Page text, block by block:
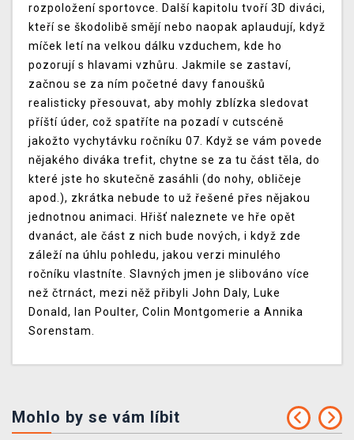
rozpoložení sportovce. Další kapitolu tvoří 3D diváci,
kteří se škodolibě smějí nebo naopak aplaudují, když
míček letí na velkou dálku vzduchem, kde ho
pozorují s hlavami vzhůru. Jakmile se zastaví,
začnou se za ním početné davy fanoušků
realisticky přesouvat, aby mohly zblízka sledovat
příští úder, což spatříte na pozadí v cutscéně
jakožto vychytávku ročníku 07. Když se vám povede
nějakého diváka trefit, chytne se za tu část těla, do
které jste ho skutečně zasáhli (do nohy, obličeje
apod.), zkrátka nebude to už řešené přes nějakou
jednotnou animaci. Hřišť naleznete ve hře opět
dvanáct, ale část z nich bude nových, i když zde
záleží na úhlu pohledu, jakou verzi minulého
ročníku vlastníte. Slavných jmen je slibováno více
než čtrnáct, mezi něž přibyli John Daly, Luke
Donald, Ian Poulter, Colin Montgomerie a Annika
Sorenstam.
Mohlo by se vám líbit